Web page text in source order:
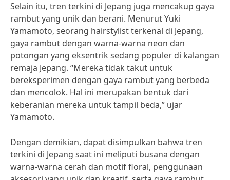
Selain itu, tren terkini di Jepang juga mencakup gaya
rambut yang unik dan berani. Menurut Yuki
Yamamoto, seorang hairstylist terkenal di Jepang,
gaya rambut dengan warna-warna neon dan
potongan yang eksentrik sedang populer di kalangan
remaja Jepang. “Mereka tidak takut untuk
bereksperimen dengan gaya rambut yang berbeda
dan mencolok. Hal ini merupakan bentuk dari
keberanian mereka untuk tampil beda,” ujar
Yamamoto.
Dengan demikian, dapat disimpulkan bahwa tren
terkini di Jepang saat ini meliputi busana dengan
warna-warna cerah dan motif floral, penggunaan